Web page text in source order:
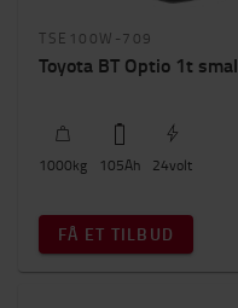
Pris
Byggehøjde
TSE100W-709
Toyota BT Optio 1t smal
1000kg 105Ah 24volt
FÅ ET TILBUD